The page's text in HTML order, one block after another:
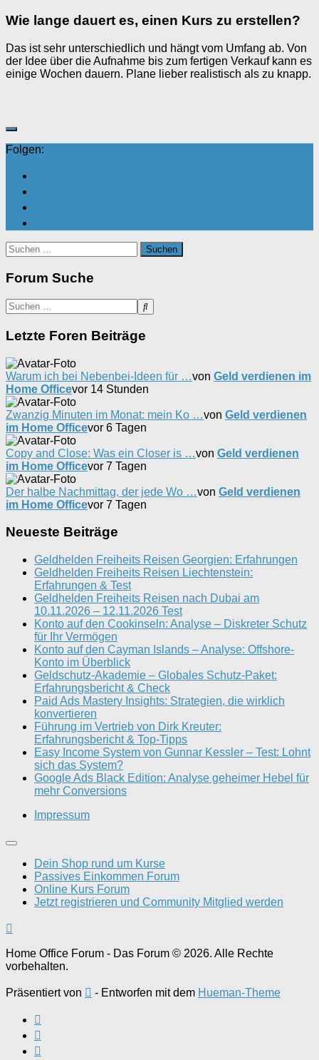
Wie lange dauert es, einen Kurs zu erstellen?
Das ist sehr unterschiedlich und hängt vom Umfang ab. Von
der Idee über die Aufnahme bis zum fertigen Verkauf kann es
einige Wochen dauern. Plane lieber realistisch als zu knapp.
Folgen:
Suchen
nach:
Forum Suche
Letzte Foren Beiträge
Warum ich bei Nebenbei-Ideen für …von Geld verdienen im
Home Officevor 14 Stunden
Zwanzig Minuten im Monat: mein Ko …von Geld verdienen
im Home Officevor 6 Tagen
Copy and Close: Was ein Closer is …von Geld verdienen
im Home Officevor 7 Tagen
Der halbe Nachmittag, der jede Wo …von Geld verdienen
im Home Officevor 7 Tagen
Neueste Beiträge
Geldhelden Freiheits Reisen Georgien: Erfahrungen
Geldhelden Freiheits Reisen Liechtenstein:
Erfahrungen & Test
Geldhelden Freiheits Reisen nach Dubai am
10.11.2026 – 12.11.2026 Test
Konto auf den Cookinseln: Analyse – Diskreter Schutz
für Ihr Vermögen
Konto auf den Cayman Islands – Analyse: Offshore-
Konto im Überblick
Geldschutz-Akademie – Globales Schutz-Paket:
Erfahrungsbericht & Check
Paid Ads Mastery Insights: Strategien, die wirklich
konvertieren
Führung im Vertrieb von Dirk Kreuter:
Erfahrungsbericht & Top-Tipps
Easy Income System von Gunnar Kessler – Test: Lohnt
sich das System?
Google Ads Black Edition: Analyse geheimer Hebel für
mehr Conversions
Impressum
Dein Shop rund um Kurse
Passives Einkommen Forum
Online Kurs Forum
Jetzt registrieren und Community Mitglied werden
Home Office Forum - Das Forum © 2026. Alle Rechte
vorbehalten.
Präsentiert von - Entworfen mit dem Hueman-Theme